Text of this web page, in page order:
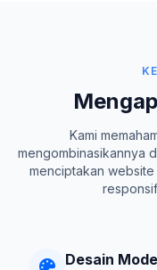
Kami
mengombinasikannya
menciptakan
Desain